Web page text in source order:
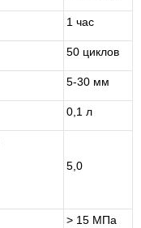
1 час
50 циклов
5-30 мм
0,1 л
5,0
> 15 МПа